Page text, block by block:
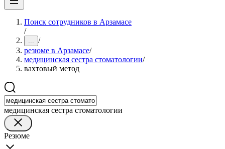
Поиск сотрудников в Арзамасе
/
... /
резюме в Арзамасе/
медицинская сестра стоматологии/
вахтовый метод
медицинская сестра стоматологии
Резюме